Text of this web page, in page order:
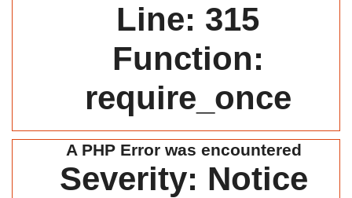
Line: 315
Function:
require_once
A PHP Error was encountered
Severity: Notice